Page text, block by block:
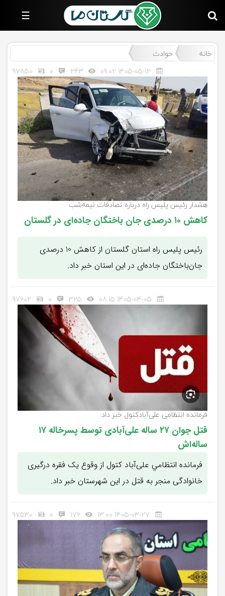
☰
صفحه
اصلی
سیاسی
اجتماعی
اقتصادی
فرهنگ
ورزشی
سایر
رسانه‌های
گلستان
خانه
حوادث
1405-05-12 09:02
243
0
97850
هشدار رئیس پلیس راه درباره تصادفات نیمه‌شب
کاهش ۱۰ درصدی جان باختگان جاده‌ای در گلستان
رئیس پلیس راه استان گلستان از کاهش 10 درصدی
جان‌باختگان جاده‌ای در این استان خبر داد.
1405-04-05 08:15
325
0
97602
فرمانده انتظامی علی‌آبادکتول خبر داد:
قتل جوان ۲۷ ساله علی‌آبادی توسط پسرخاله ۱۷
ساله‌اش
فرمانده انتظامي علی‌آباد کتول از وقوع یک فقره درگیری
خانوادگی منجر به قتل در این شهرستان خبر داد.
1405-03-27 13:00
176
0
97530